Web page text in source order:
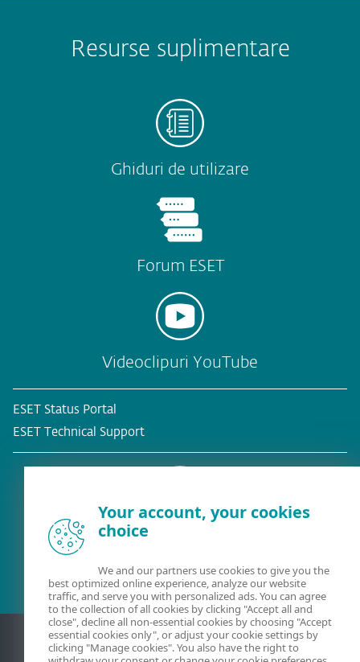
Resurse suplimentare
Ghiduri de utilizare
Forum ESET
Videoclipuri YouTube
ESET Status Portal
ESET Technical Support
Client existent?
Your account, your cookies
choice
We and our partners use cookies to give you the
best optimized online experience, analyze our website
traffic, and serve you with personalized ads. You can agree
to the collection of all cookies by clicking "Accept all and
close", decline all non-essential cookies by choosing "Accept
essential cookies only", or adjust your cookie settings by
clicking "Manage cookies". You also have the right to